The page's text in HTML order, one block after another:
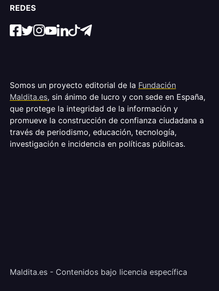
REDES
Somos un proyecto editorial de la Fundación
Maldita.es, sin ánimo de lucro y con sede en España,
que protege la integridad de la información y
promueve la construcción de confianza ciudadana a
través de periodismo, educación, tecnología,
investigación e incidencia en políticas públicas.
Maldita.es - Contenidos bajo licencia específica